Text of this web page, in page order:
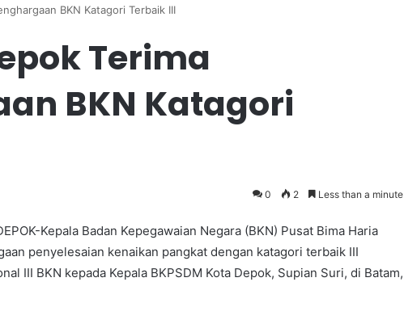
BKN Katagori Terbaik III
Terima
BKN Katagori
0 2 Less than a minute
Kepala Badan Kepegawaian Negara (BKN) Pusat Bima Haria
penyelesaian kenaikan pangkat dengan katagori terbaik III
III BKN kepada Kepala BKPSDM Kota Depok, Supian Suri, di Batam,